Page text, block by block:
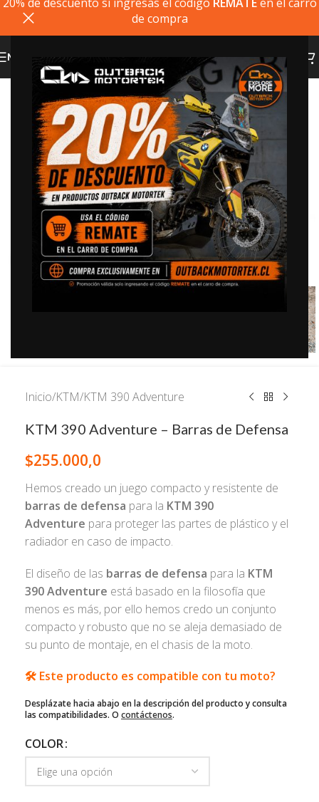
de compra
MENU
20% dto. codigo
REMATE
Click to enlarge
Inicio/KTM/KTM 390 Adventure
KTM 390 Adventure – Barras de Defensa
$255.000,0
Hemos creado un juego compacto y resistente de
barras de defensa para la KTM 390
Adventure para proteger las partes de plástico y el
radiador en caso de impacto.
El diseño de las barras de defensa para la KTM
390 Adventure está basado en la filosofía que
menos es más, por ello hemos credo un conjunto
compacto y robusto que no se aleja demasiado de
su punto de montaje, en el chasis de la moto.
🛠️ Este producto es compatible con tu moto?
Desplázate hacia abajo en la descripción del producto y consulta
las compatibilidades. O contáctenos.
COLOR